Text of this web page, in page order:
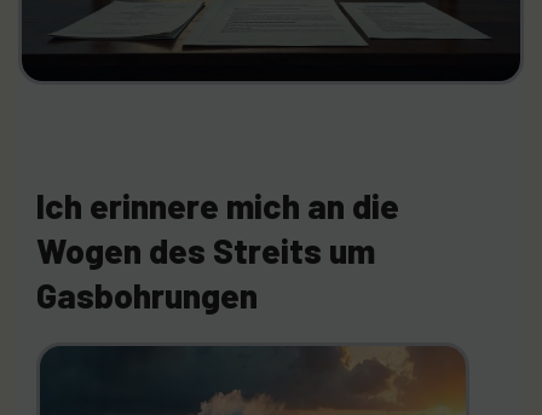
Ich erinnere mich an die
Wogen des Streits um
Gasbohrungen